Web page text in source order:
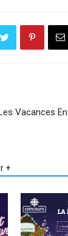
Vacances En
+